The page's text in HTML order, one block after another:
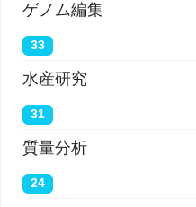
ゲノム編集
33
水産研究
31
質量分析
24